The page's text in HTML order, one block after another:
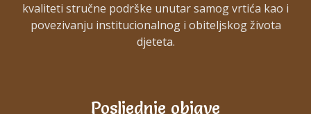
Prekrasnom mjestu
kvaliteti stručne podrške unutar samog vrtića kao i
povezivanju institucionalnog i obiteljskog života
djeteta.
Posljednje objave